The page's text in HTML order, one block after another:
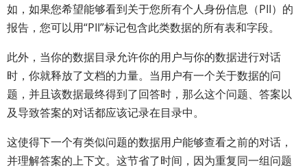
如，如果您希望能够看到关于您所有个人身份信息（PII）的
报告，您可以用“PII”标记包含此类数据的所有表和字段。
此外，当你的数据目录允许你的用户与你的数据进行对话
时，你就释放了文档的力量。当用户有一个关于数据的问
题，并且该数据最终得到了回答时，那么这个问题、答案以
及导致答案的对话都应该记录在目录中。
这使得下一个有类似问题的数据用户能够查看之前的对话，
并理解答案的上下文。这节省了时间，因为重复同一组问题